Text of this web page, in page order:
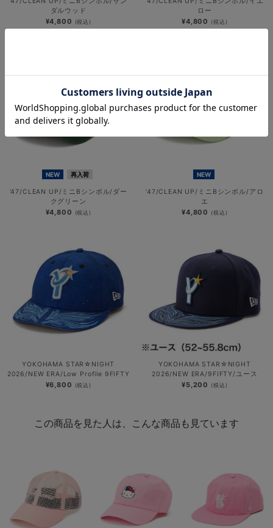
ダルウッド
¥4,800 (税込)
ロー
¥4,800 (税込)
NEW 再入荷
’47/CLEAN UP/ミニBシンボル/ダー
クグリーン
¥4,800 (税込)
NEW
’47/CLEAN UP/ミニBシンボル/アロ
エ
¥4,800 (税込)
YOKOHAMA STAR☆NIGHT
2026/NEW ERA/Low Profile 9FIFTY
¥6,800 (税込)
YOKOHAMA STAR☆NIGHT
2026/NEW ERA/9FIFTY/ユース
¥5,200 (税込)
この商品を見た人は、こんな商品も見ています